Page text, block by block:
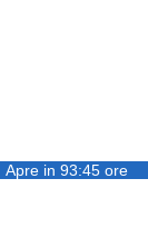
Apre in 93:45 ore